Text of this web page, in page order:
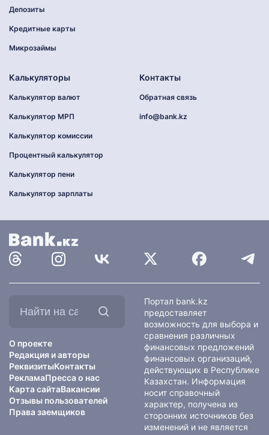
Депозиты
Кредитные карты
Микрозаймы
Калькуляторы
Калькулятор валют
Калькулятор МРП
Калькулятор комиссии
Процентный калькулятор
Калькулятор пени
Калькулятор зарплаты
Контакты
Обратная связь
info@bank.kz
О проекте
Редакция и авторы
РеквизитыКонтакты
РекламаПресса о нас
Карта сайтаВакансии
Отзывы пользователей
Права заемщиков
Портал bank.kz
предоставляет
возможность для выбора и
сравнения различных
финансовых предложений
финансовых организаций,
действующих в Республике
Казахстан. Информация
носит справочный
характер, получена из
сторонних источников без
изменений и не является